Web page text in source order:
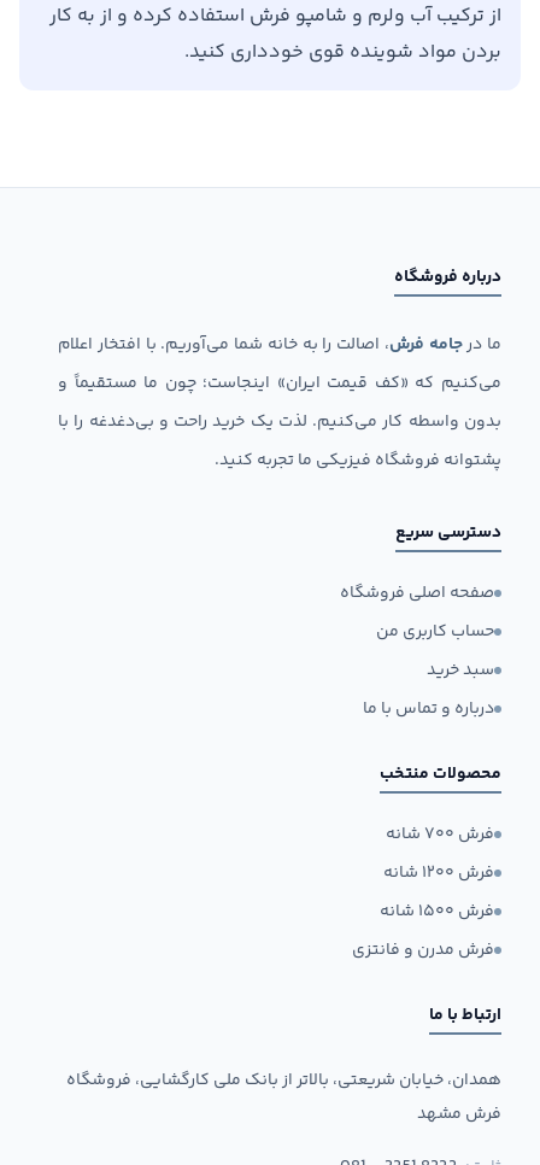
از ترکیب آب ولرم و شامپو فرش استفاده کرده و از به کار
بردن مواد شوینده قوی خودداری کنید.
درباره فروشگاه
ما درجامه فرش، اصالت را به خانه شما می‌آوریم. با افتخار اعلام
می‌کنیم که «کف قیمت ایران» اینجاست؛ چون ما مستقیماً و
بدون واسطه کار می‌کنیم. لذت یک خرید راحت و بی‌دغدغه را با
پشتوانه فروشگاه فیزیکی ما تجربه کنید.
دسترسی سریع
صفحه اصلی فروشگاه
حساب کاربری من
سبد خرید
درباره و تماس با ما
محصولات منتخب
فرش ۷۰۰ شانه
فرش ۱۲۰۰ شانه
فرش ۱۵۰۰ شانه
فرش مدرن و فانتزی
ارتباط با ما
همدان، خیابان شریعتی، بالاتر از بانک ملی کارگشایی، فروشگاه
فرش مشهد